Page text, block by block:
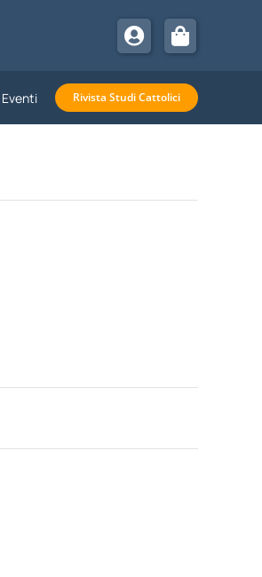
Eventi Rivista Studi Cattolici